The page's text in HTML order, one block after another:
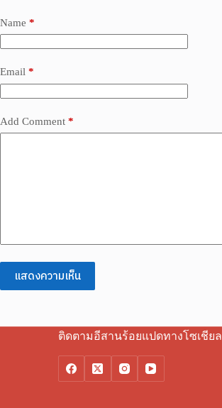
Name *
Email *
Add Comment *
แสดงความเห็น
ติดตามอีสานร้อยแปดทางโซเชียล